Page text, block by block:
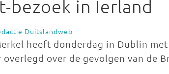
bezoek in Ierland
Duitslandweb
heeft donderdag in Dublin met
over de gevolgen van de